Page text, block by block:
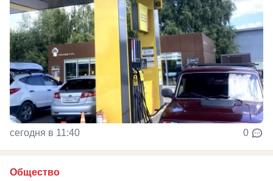
сегодня в 11:40 0
Общество